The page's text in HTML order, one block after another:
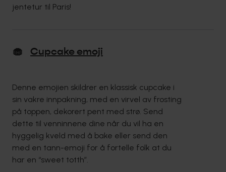
jentetur til Paris!
🧁 Cupcake emoji
Denne emojien skildrer en klassisk cupcake i
sin vakre innpakning, med en virvel av frosting
på toppen, dekorert pent med strø. Send
dette til venninnene dine når du vil ha en
hyggelig kveld med å bake eller send den
med en tann-emoji for å fortelle folk at du
har en “sweet totth”.